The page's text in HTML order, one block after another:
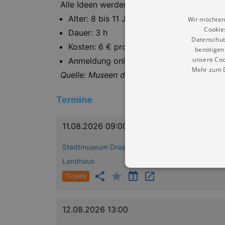
Alle Ideen werden abschließend in einer
Alter: 8 bis 11 Jahre
Dauer: 3 h
Kosten: 6 € pro Kind
Anmeldung online oder beim
Quelle: Museen der Stadt Dresden
Termine
11.08.2026 09:00
Stadtmuseum Dresden (Museum Dresden) -
Landhaus
Tickets
12.08.2026 13:00
Wir
unsere
Mehr zum